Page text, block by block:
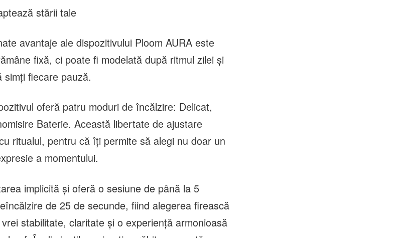
stării tale
avantaje ale dispozitivului Ploom AURA este
fixă, ci poate fi modelată după ritmul zilei și
fiecare pauză.
oferă patru moduri de încălzire: Delicat,
Baterie. Această libertate de ajustare
ritualul, pentru că îți permite să alegi nu doar un
a momentului.
implicită și oferă o sesiune de până la 5
de 25 de secunde, fiind alegerea firească
stabilitate, claritate și o experiență armonioasă